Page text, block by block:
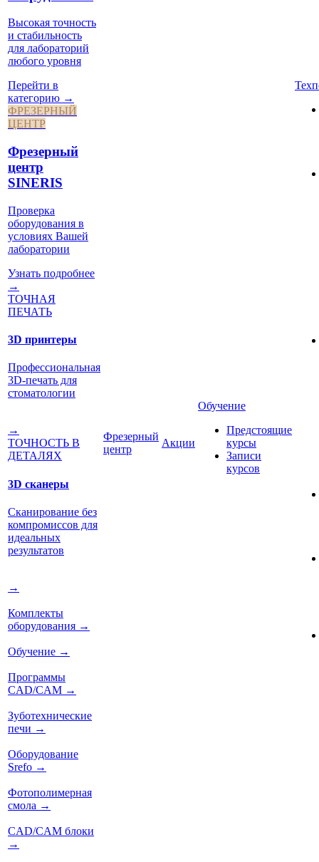
Высокая точность
и стабильность
для лабораторий
любого уровня
Перейти в
категорию →
ФРЕЗЕРНЫЙ
ЦЕНТР
Фрезерный
центр
SINERIS
Проверка
оборудования в
условиях Вашей
лаборатории
Узнать подробнее
→
ТОЧНАЯ
ПЕЧАТЬ
3D принтеры
Профессиональная
3D-печать для
стоматологии
→
ТОЧНОСТЬ В
ДЕТАЛЯХ
3D сканеры
Сканирование без
компромиссов для
идеальных
результатов
→
Комплекты
оборудования →
Обучение →
Программы
CAD/CAM →
Зуботехнические
печи →
Оборудование
Srefo →
Фотополимерная
смола →
CAD/CAM блоки
→
Фрезерный
центр
Акции
Обучение
Предстоящие
курсы
Записи
курсов